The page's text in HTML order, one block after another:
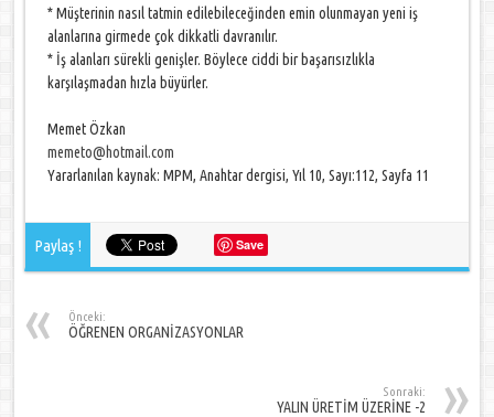
* Müşterinin nasıl tatmin edilebileceğinden emin olunmayan yeni iş
alanlarına girmede çok dikkatli davranılır.
* İş alanları sürekli genişler. Böylece ciddi bir başarısızlıkla
karşılaşmadan hızla büyürler.
Memet Özkan
memeto@hotmail.com
Yararlanılan kaynak: MPM, Anahtar dergisi, Yıl 10, Sayı:112, Sayfa 11
Paylaş ! Save
Önceki:
ÖĞRENEN ORGANİZASYONLAR
Sonraki:
YALIN ÜRETİM ÜZERİNE -2